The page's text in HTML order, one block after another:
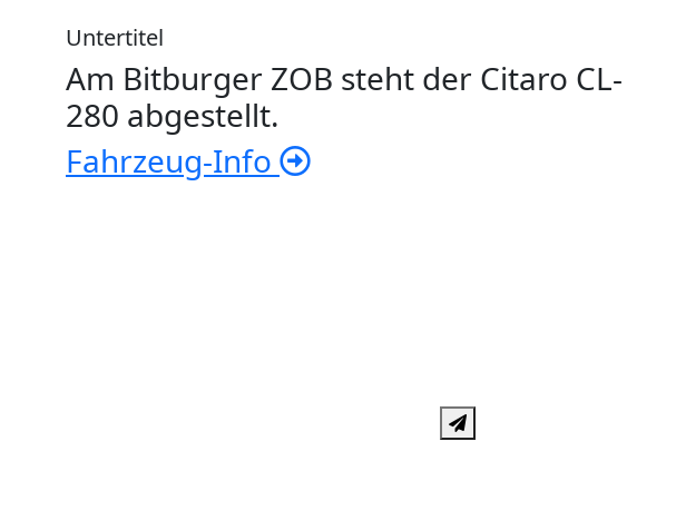
Untertitel
Am Bitburger ZOB steht der Citaro CL-
280 abgestellt.
Fahrzeug-Info